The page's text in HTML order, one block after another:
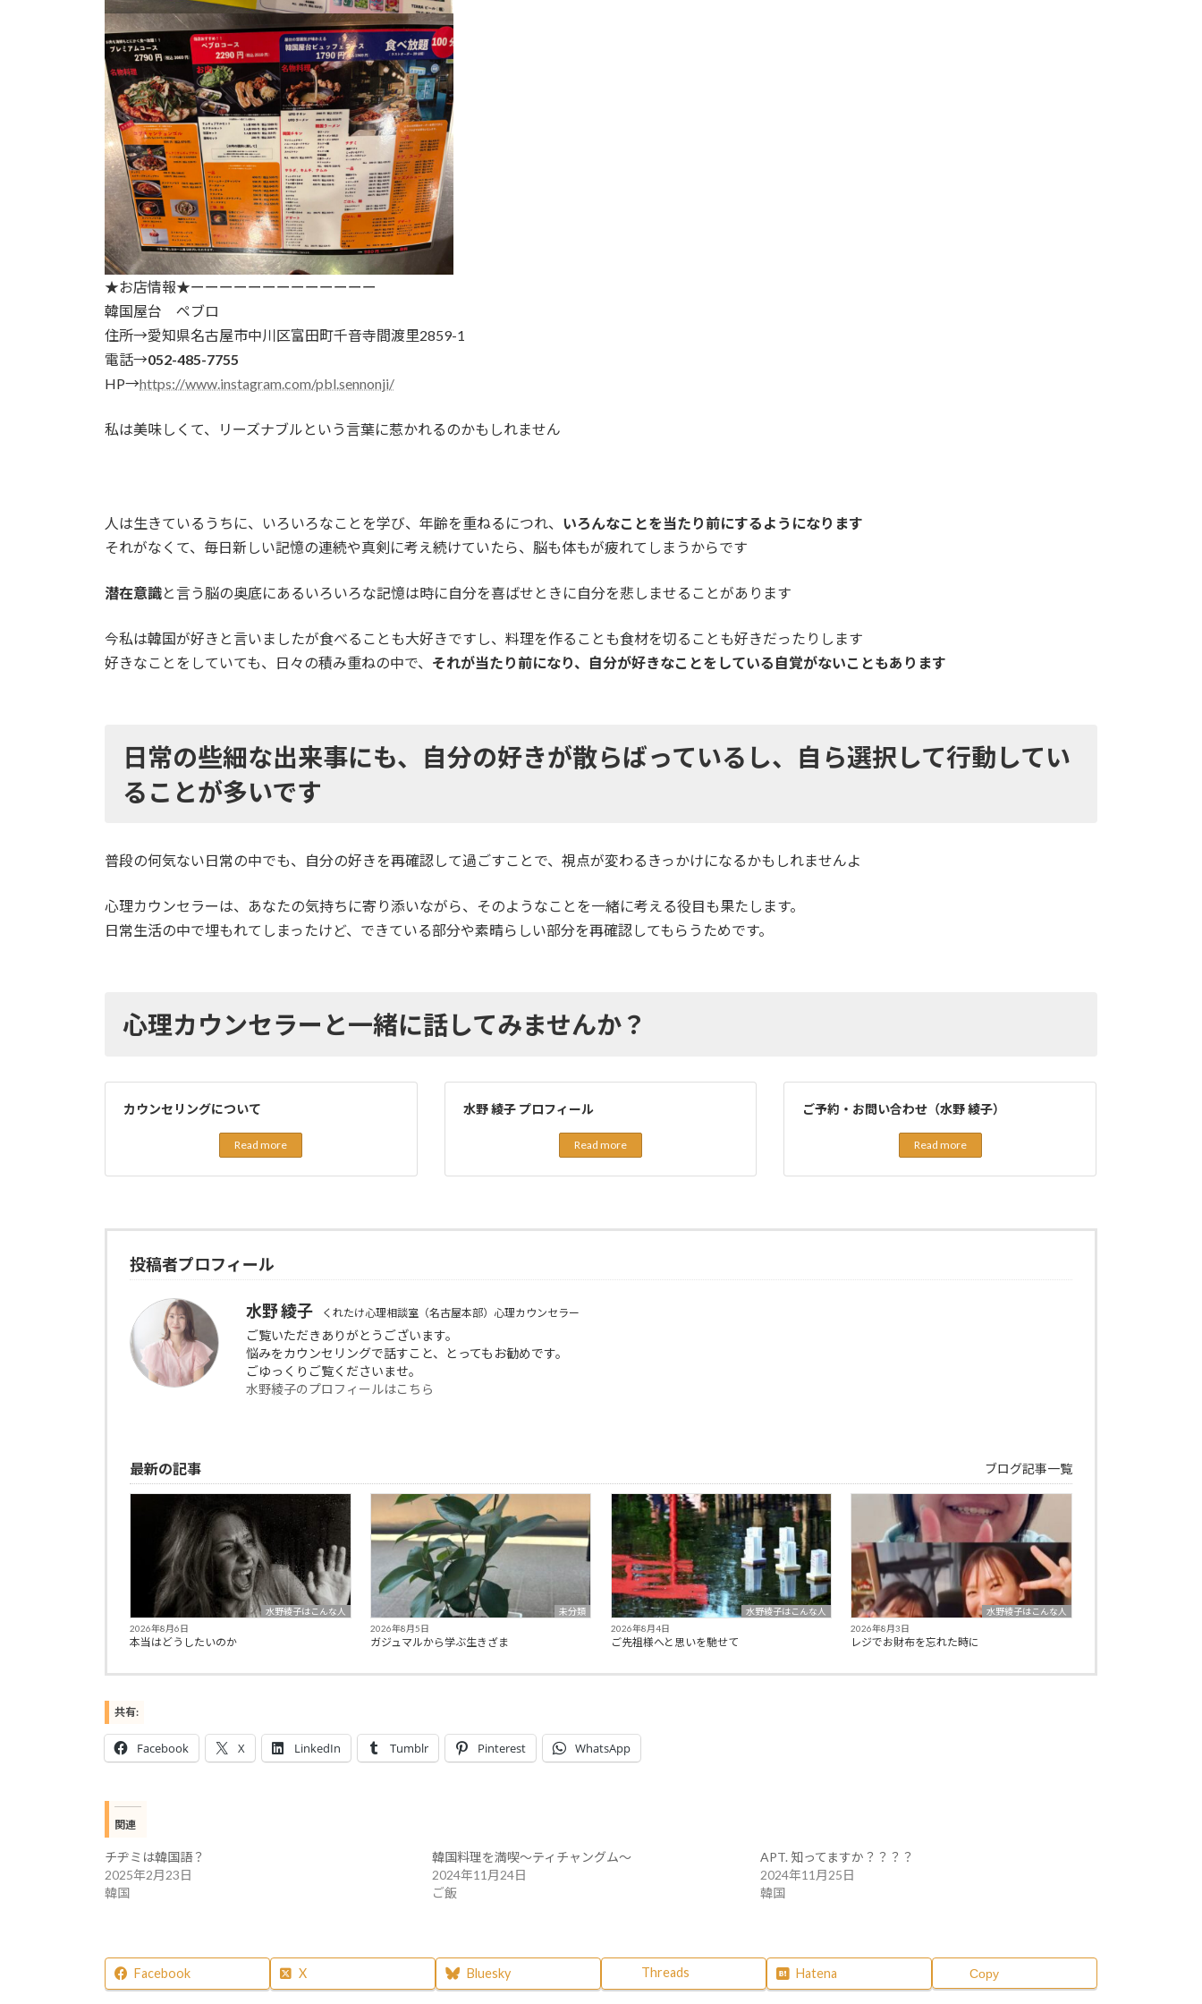
★お店情報★ーーーーーーーーーーーーー
韓国屋台 ペブロ
住所→愛知県名古屋市中川区富田町千音寺間渡里2859-1
電話→052-485-7755
HP→https://www.instagram.com/pbl.sennonji/
私は美味しくて、リーズナブルという言葉に惹かれるのかもしれません
人は生きているうちに、いろいろなことを学び、年齢を重ねるにつれ、 いろんなことを当たり前にするようになります
それがなくて、毎日新しい記憶の連続や真剣に考え続けていたら、脳も体もが疲れてしまうからです
潜在意識と言う脳の奥底にあるいろいろな記憶は時に自分を喜ばせときに自分を悲しませることがあります
今私は韓国が好きと言いましたが食べることも大好きですし、料理を作ることも食材を切ることも好きだったりします
好きなことをしていても、日々の積み重ねの中で、 それが当たり前になり、自分が好きなことをしている自覚がないこともあります
日常の些細な出来事にも、自分の好きが散らばっているし、自ら選択して行動してい
ることが多いです
普段の何気ない日常の中でも、自分の好きを再確認して過ごすことで、視点が変わるきっかけになるかもしれませんよ
心理カウンセラーは、あなたの気持ちに寄り添いながら、そのようなことを一緒に考える役目も果たします。
日常生活の中で埋もれてしまったけど、できている部分や素晴らしい部分を再確認してもらうためです。
心理カウンセラーと一緒に話してみませんか？
カウンセリングについて
Read more
水野 綾子 プロフィール
Read more
ご予約・お問い合わせ（水野 綾子）
Read more
投稿者プロフィール
水野 綾子 くれたけ心理相談室（名古屋本部）心理カウンセラー
ご覧いただきありがとうございます。
悩みをカウンセリングで話すこと、とってもお勧めです。
ごゆっくりご覧くださいませ。
水野綾子のプロフィールはこちら
最新の記事 ブログ記事一覧
水野綾子はこんな人
2026年8月6日
本当はどうしたいのか
未分類
2026年8月5日
ガジュマルから学ぶ生きざま
水野綾子はこんな人
2026年8月4日
ご先祖様へと思いを馳せて
水野綾子はこんな人
2026年8月3日
レジでお財布を忘れた時に
共有:
Facebook X LinkedIn Tumblr Pinterest WhatsApp
関連
チヂミは韓国語？
2025年2月23日
韓国
韓国料理を満喫～ティチャングム～
2024年11月24日
ご飯
APT. 知ってますか？？？？
2024年11月25日
韓国
Facebook X Bluesky Threads Hatena Copy